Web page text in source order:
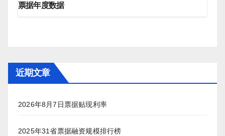
票据年度数据
近期文章
2026年8月7日票据贴现利率
2025年31省票据融资规模排行榜